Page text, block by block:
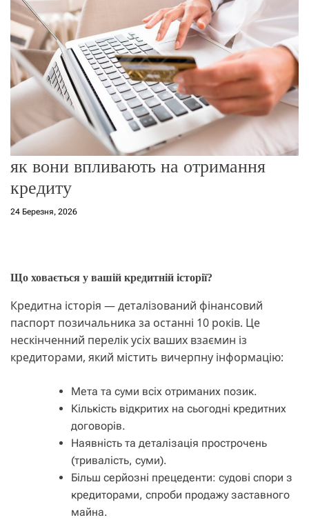
ж
и
м
у
як вони впливають на отримання
кредиту
24 Березня, 2026
Що ховається у вашій кредитній історії?
Кредитна історія — деталізований фінансовий
паспорт позичальника за останні 10 років. Це
нескінченний перелік усіх ваших взаємин із
кредиторами, який містить вичерпну інформацію:
Мета та суми всіх отриманих позик.
Кількість відкритих на сьогодні кредитних
договорів.
Наявність та деталізація прострочень
(тривалість, суми).
Більш серйозні прецеденти: судові спори з
кредиторами, спроби продажу заставного
майна.